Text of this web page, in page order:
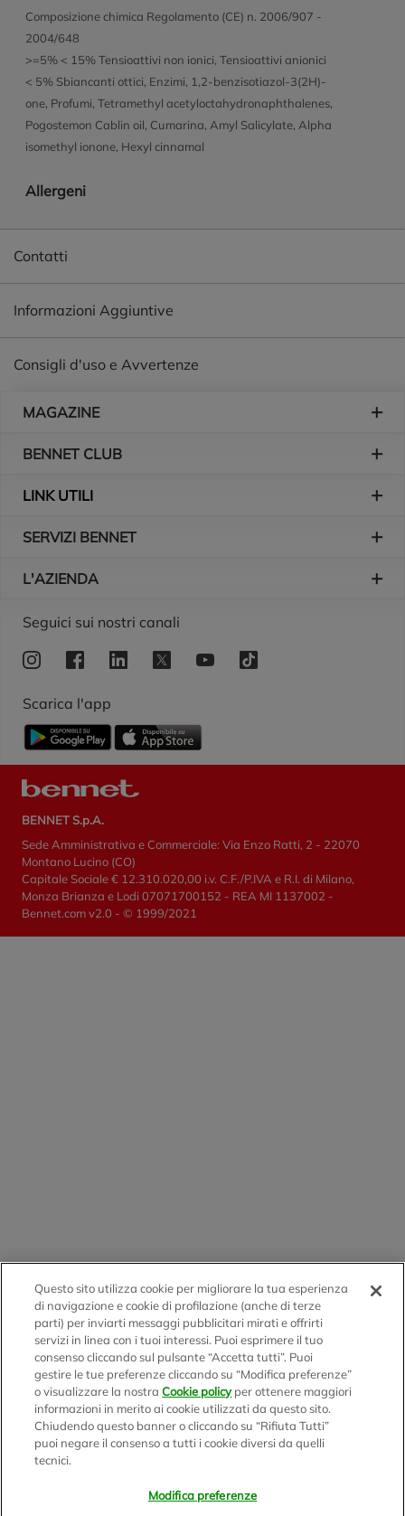
Composizione chimica Regolamento (CE) n. 2006/907 -
2004/648
>=5% < 15% Tensioattivi non ionici, Tensioattivi anionici
< 5% Sbiancanti ottici, Enzimi, 1,2-benzisotiazol-3(2H)-
one, Profumi, Tetramethyl acetyloctahydronaphthalenes,
Pogostemon Cablin oil, Cumarina, Amyl Salicylate, Alpha
isomethyl ionone, Hexyl cinnamal
Allergeni
Contatti
Informazioni Aggiuntive
Consigli d'uso e Avvertenze
MAGAZINE
BENNET CLUB
LINK UTILI
SERVIZI BENNET
L'AZIENDA
Logo Bennet
Seguici sui nostri canali
Scarica l'app
BENNET S.p.A.
Sede Amministrativa e Commerciale: Via Enzo Ratti, 2 - 22070
Montano Lucino (CO)
Capitale Sociale € 12.310.020,00 i.v. C.F./P.IVA e R.I. di Milano,
Monza Brianza e Lodi 07071700152 - REA MI 1137002 -
Bennet.com v2.0 - © 1999/2021
Questo sito utilizza cookie per migliorare la tua esperienza
di navigazione e cookie di profilazione (anche di terze
parti) per inviarti messaggi pubblicitari mirati e offrirti
servizi in linea con i tuoi interessi. Puoi esprimere il tuo
consenso cliccando sul pulsante “Accetta tutti”. Puoi
gestire le tue preferenze cliccando su “Modifica preferenze”
o visualizzare la nostraCookie policyper ottenere maggiori
informazioni in merito ai cookie utilizzati da questo sito.
Chiudendo questo banner o cliccando su “Rifiuta Tutti”
puoi negare il consenso a tutti i cookie diversi da quelli
tecnici.
Modifica preferenze